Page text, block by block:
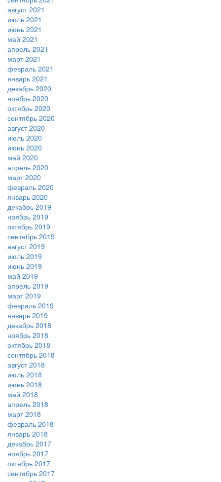
август 2021
июль 2021
июнь 2021
май 2021
апрель 2021
март 2021
февраль 2021
январь 2021
декабрь 2020
ноябрь 2020
октябрь 2020
сентябрь 2020
август 2020
июль 2020
июнь 2020
май 2020
апрель 2020
март 2020
февраль 2020
январь 2020
декабрь 2019
ноябрь 2019
октябрь 2019
сентябрь 2019
август 2019
июль 2019
июнь 2019
май 2019
апрель 2019
март 2019
февраль 2019
январь 2019
декабрь 2018
ноябрь 2018
октябрь 2018
сентябрь 2018
август 2018
июль 2018
июнь 2018
май 2018
апрель 2018
март 2018
февраль 2018
январь 2018
декабрь 2017
ноябрь 2017
октябрь 2017
сентябрь 2017